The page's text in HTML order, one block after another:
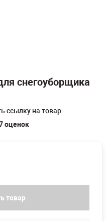
снегоуборщика
оценок
товар